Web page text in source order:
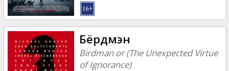
Бёрдмэн
Birdman or (The Unexpected Virtue
of Ignorance)